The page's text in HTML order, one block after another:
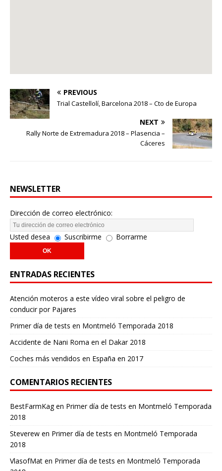
PREVIOUS
Trial Castellolí, Barcelona 2018 – Cto de Europa
NEXT
Rally Norte de Extremadura 2018 – Plasencia –
Cáceres
NEWSLETTER
Dirección de correo electrónico:
Usted desea Suscribirme Borrarme
ENTRADAS RECIENTES
Atención moteros a este vídeo viral sobre el peligro de
conducir por Pajares
Primer día de tests en Montmeló Temporada 2018
Accidente de Nani Roma en el Dakar 2018
Coches más vendidos en España en 2017
COMENTARIOS RECIENTES
BestFarmKagen Primer día de tests en Montmeló Temporada
2018
Steverew en Primer día de tests en Montmeló Temporada
2018
VlasofMat en Primer día de tests en Montmeló Temporada